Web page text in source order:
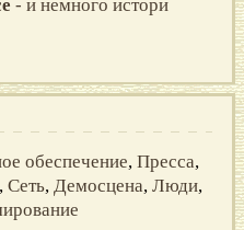
- и немного истори
обеспечение, Пресса,
, Сеть, Демосцена, Люди,